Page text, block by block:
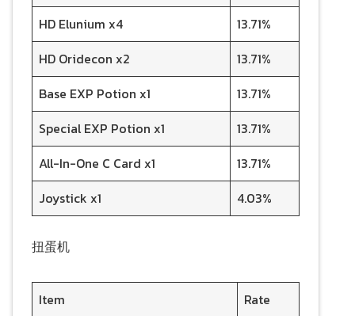
HD Elunium x4
13.71%
HD Oridecon x2
13.71%
Base EXP Potion x1
13.71%
Special EXP Potion x1
13.71%
All-In-One C Card x1
13.71%
Joystick x1
4.03%
扭蛋机
Item
Rate